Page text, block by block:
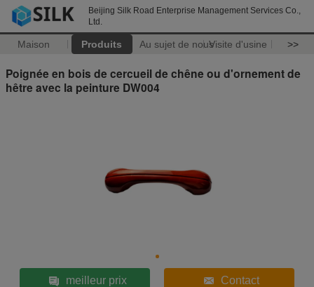
Beijing Silk Road Enterprise Management Services Co.,
Ltd.
Maison Produits Au sujet de nousVisite d'usine >>
Poignée en bois de cercueil de chêne ou d'ornement de
hêtre avec la peinture DW004
meilleur prix Contact